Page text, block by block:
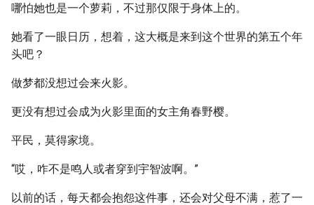
哪怕她也是一个萝莉，不过那仅限于身体上的。
她看了一眼日历，想着，这大概是来到这个世界的第五个年
头吧？
做梦都没想过会来火影。
更没有想过会成为火影里面的女主角春野樱。
平民，莫得家境。
“哎，咋不是鸣人或者穿到宇智波啊。”
以前的话，每天都会抱怨这件事，还会对父母不满，惹了一